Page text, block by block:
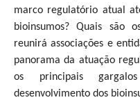
marco regulatório atual
bioinsumos? Quais são
reunirá associações e
panorama da atuação
os principais
desenvolvimento dos